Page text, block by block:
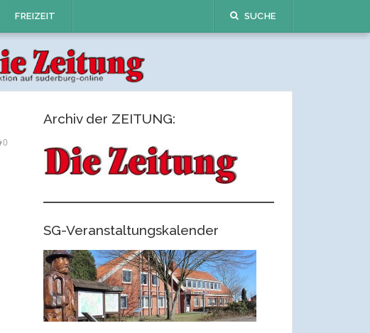
FREIZEIT SUCHE
0
Archiv der ZEITUNG:
SG-Veranstaltungskalender